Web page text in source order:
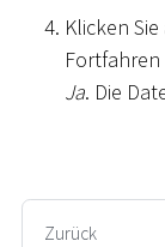
Klicken
Ja. Die
Zurück